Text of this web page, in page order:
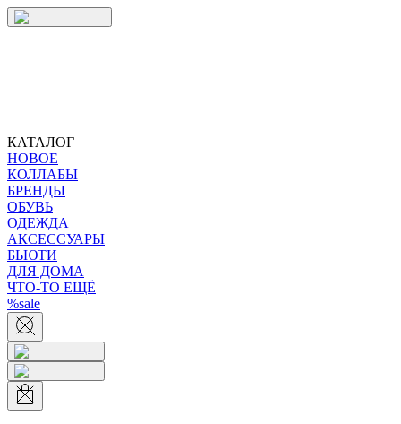
КАТАЛОГ
НОВОЕ
КОЛЛАБЫ
БРЕНДЫ
ОБУВЬ
ОДЕЖДА
АКСЕССУАРЫ
БЬЮТИ
ДЛЯ ДОМА
ЧТО-ТО ЕЩЁ
%sale